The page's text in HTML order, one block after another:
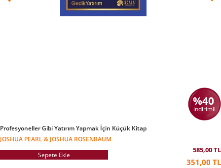
%40
indirimli
Profesyoneller Gibi Yatırım Yapmak İçin Küçük Kitap
JOSHUA PEARL & JOSHUA ROSENBAUM
Sepete Ekle
585,00 TL
351,00 TL